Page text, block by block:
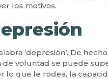
los motivos.
‘depresión’. De
voluntad se puede
lo que le rodea, la